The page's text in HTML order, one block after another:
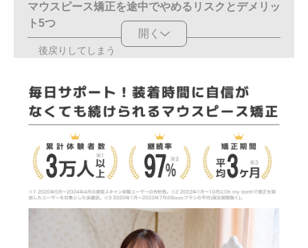
マウスピース矯正を途中でやめるリスクとデメリッ
ト5つ
後戻りしてしまう
返金されず治療費用が無駄になる
転医しての再治療がむずかしい
治療期間が長期化する
マウスピース矯正を途中でやめたくなるのはどんな
とき？
マウスピース矯正を中断せざるを得ないケース
開く